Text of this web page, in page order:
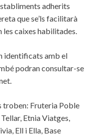
adherits
que se’ls facilitarà
caixes habilitades.
identificats amb el
podran consultar-se
troben: Fruteria Poble
Etnia Viatges,
Ell i Ella, Base